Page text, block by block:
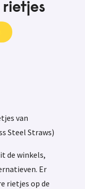
van
Steel Straws)
de winkels,
Er
rietjes op de